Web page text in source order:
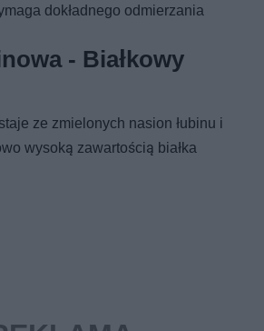
dokładnego odmierzania
- Białkowy
ze zmielonych nasion łubinu i
wysoką zawartością białka